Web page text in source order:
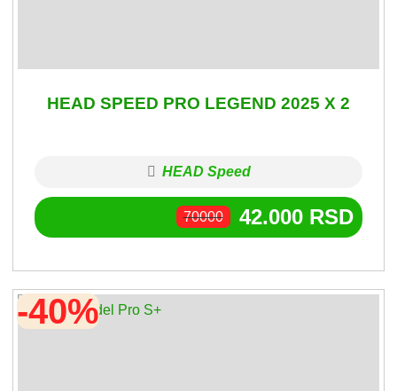
HEAD SPEED PRO LEGEND 2025 X 2
HEAD Speed
70000 42.000 RSD
-40%